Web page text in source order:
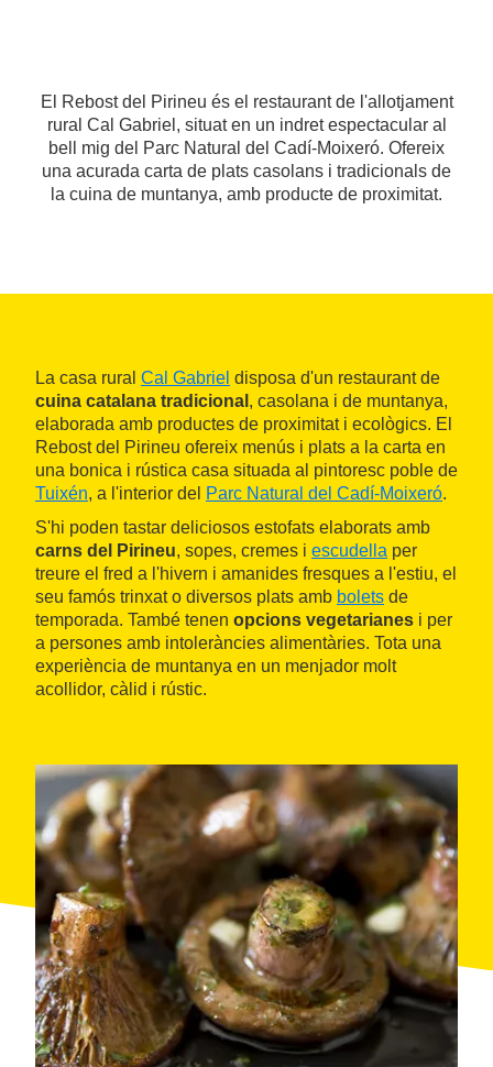
El Rebost del Pirineu és el restaurant de l'allotjament
rural Cal Gabriel, situat en un indret espectacular al
bell mig del Parc Natural del Cadí-Moixeró. Ofereix
una acurada carta de plats casolans i tradicionals de
la cuina de muntanya, amb producte de proximitat.
La casa rural Cal Gabriel disposa d'un restaurant de
cuina catalana tradicional , casolana i de muntanya,
elaborada amb productes de proximitat i ecològics. El
Rebost del Pirineu ofereix menús i plats a la carta en
una bonica i rústica casa situada al pintoresc poble de
Tuixén, a l'interior del Parc Natural del Cadí-Moixeró.
S'hi poden tastar deliciosos estofats elaborats amb
carns del Pirineu, sopes, cremes i escudella per
treure el fred a l'hivern i amanides fresques a l'estiu, el
seu famós trinxat o diversos plats amb bolets de
temporada. També tenen opcions vegetarianes i per
a persones amb intoleràncies alimentàries. Tota una
experiència de muntanya en un menjador molt
acollidor, càlid i rústic.